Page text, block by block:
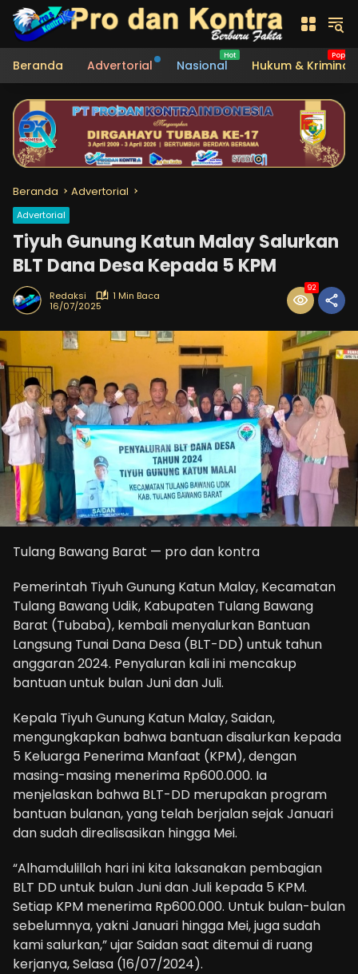
Langsung
konten
Beranda
Advertorial Nasional Hukum & Kriminal
Beranda Advertorial
Advertorial
Tiyuh Gunung Katun Malay Salurkan
BLT Dana Desa Kepada 5 KPM
Redaksi
1 Min Baca
16/07/2025
92
Tulang Bawang Barat — pro dan kontra
Pemerintah Tiyuh Gunung Katun Malay, Kecamatan
Tulang Bawang Udik, Kabupaten Tulang Bawang
Barat (Tubaba), kembali menyalurkan Bantuan
Langsung Tunai Dana Desa (BLT-DD) untuk tahun
anggaran 2024. Penyaluran kali ini mencakup
bantuan untuk bulan Juni dan Juli.
Kepala Tiyuh Gunung Katun Malay, Saidan,
mengungkapkan bahwa bantuan disalurkan kepada
5 Keluarga Penerima Manfaat (KPM), dengan
masing-masing menerima Rp600.000. Ia
menjelaskan bahwa BLT-DD merupakan program
bantuan bulanan, yang telah berjalan sejak Januari
dan sudah direalisasikan hingga Mei.
“Alhamdulillah hari ini kita laksanakan pembagian
BLT DD untuk bulan Juni dan Juli kepada 5 KPM.
Setiap KPM menerima Rp600.000. Untuk bulan-bulan
sebelumnya, yakni Januari hingga Mei, juga sudah
kami salurkan,” ujar Saidan saat ditemui di ruang
kerjanya, Selasa (16/07/2024).